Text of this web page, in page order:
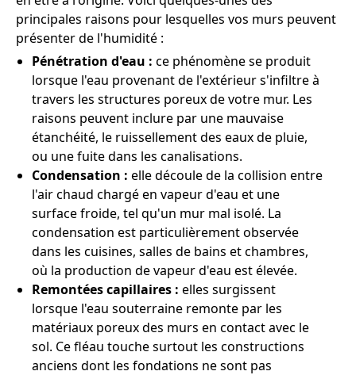
principales raisons pour lesquelles vos murs peuvent
présenter de l'humidité :
Pénétration d'eau : ce phénomène se produit
lorsque l'eau provenant de l'extérieur s'infiltre à
travers les structures poreux de votre mur. Les
raisons peuvent inclure par une mauvaise
étanchéité, le ruissellement des eaux de pluie,
ou une fuite dans les canalisations.
Condensation : elle découle de la collision entre
l'air chaud chargé en vapeur d'eau et une
surface froide, tel qu'un mur mal isolé. La
condensation est particulièrement observée
dans les cuisines, salles de bains et chambres,
où la production de vapeur d'eau est élevée.
Remontées capillaires : elles surgissent
lorsque l'eau souterraine remonte par les
matériaux poreux des murs en contact avec le
sol. Ce fléau touche surtout les constructions
anciens dont les fondations ne sont pas